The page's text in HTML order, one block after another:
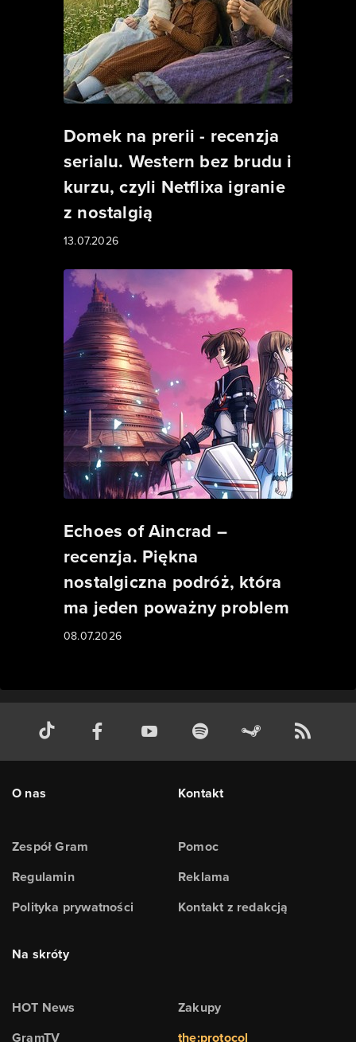
Domek na prerii - recenzja
serialu. Western bez brudu i
kurzu, czyli Netflixa igranie
z nostalgią
13.07.2026
Echoes of Aincrad –
recenzja. Piękna
nostalgiczna podróż, która
ma jeden poważny problem
08.07.2026
O nas
Zespół Gram
Regulamin
Polityka prywatności
Kontakt
Pomoc
Reklama
Kontakt z redakcją
Na skróty
HOT News
GramTV
Zakupy
the:protocol